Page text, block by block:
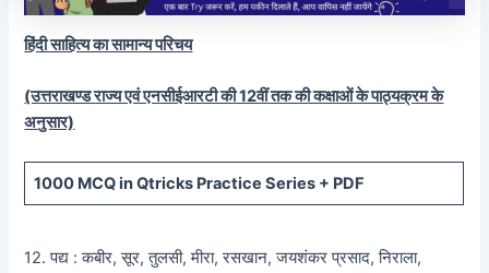
हिंदी साहित्य का सामान्य परिचय
(उत्तराखण्ड राज्य एवं एनसीईआरटी की 12वीं तक की कक्षाओं के पाठ्यक्रम के
अनुसार)
1000 MCQin Qtricks Practice Series + PDF
12. पद्य : कबीर, सूर, तुलसी, मीरा, रसखान, जयशंकर प्रसाद, निराला,